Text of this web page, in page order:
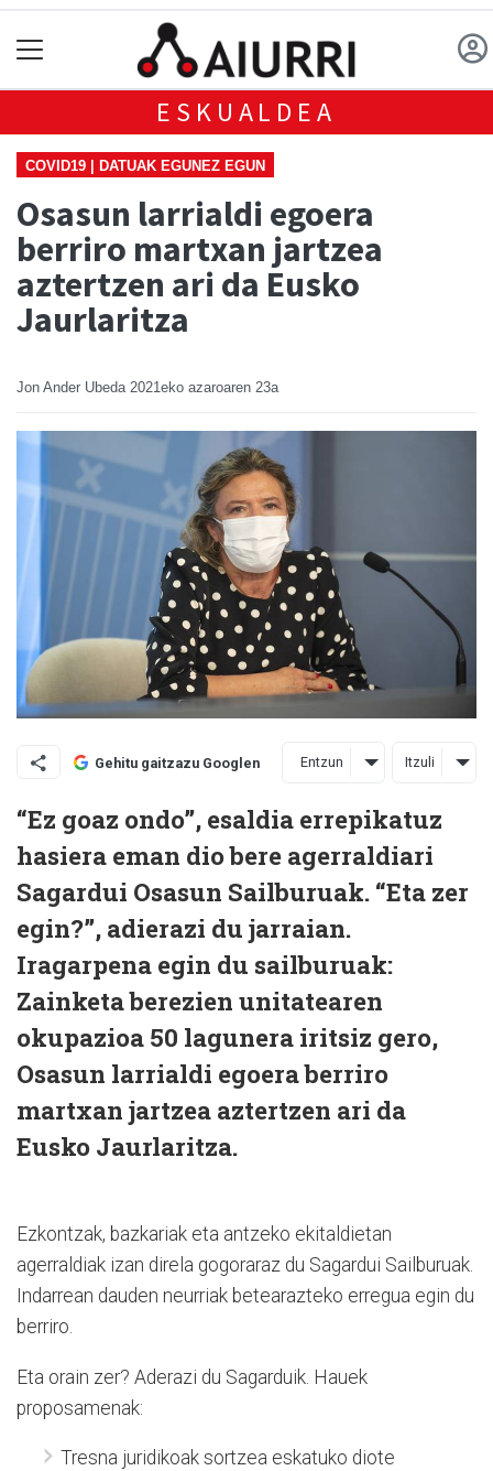
ESKUALDEA
COVID19 | DATUAK EGUNEZ EGUN
Osasun larrialdi egoera
berriro martxan jartzea
aztertzen ari da Eusko
Jaurlaritza
Jon Ander Ubeda 2021eko azaroaren 23a
Gehitu gaitzazu Googlen Entzun Itzuli
“Ez goaz ondo”, esaldia errepikatuz
hasiera eman dio bere agerraldiari
Sagardui Osasun Sailburuak. “Eta zer
egin?”, adierazi du jarraian.
Iragarpena egin du sailburuak:
Zainketa berezien unitatearen
okupazioa 50 lagunera iritsiz gero,
Osasun larrialdi egoera berriro
martxan jartzea aztertzen ari da
Eusko Jaurlaritza.
Ezkontzak, bazkariak eta antzeko ekitaldietan
agerraldiak izan direla gogoraraz du Sagardui Sailburuak.
Indarrean dauden neurriak betearazteko erregua egin du
berriro.
Eta orain zer? Aderazi du Sagarduik. Hauek
proposamenak:
Tresna juridikoak sortzea eskatuko diote